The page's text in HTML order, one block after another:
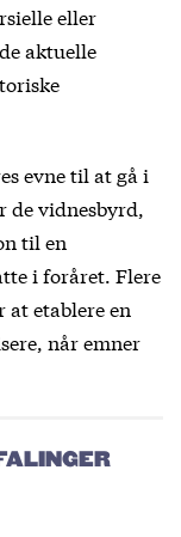
eller
aktuelle
evne til at gå i
de vidnesbyrd,
til en
i foråret. Flere
at etablere en
når emner